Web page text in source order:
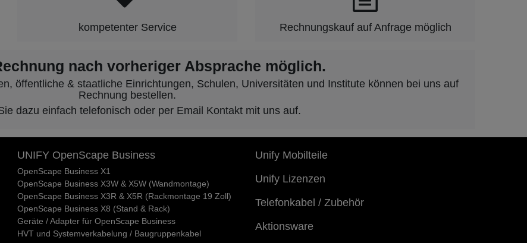
kompetenter Service Rechnungskauf auf Anfrage möglich
nach vorheriger Absprache möglich.
öffentliche & staatliche Einrichtungen, Schulen, Universitäten und Institute können bei uns auf
Rechnung bestellen.
dazu einfach telefonisch oder per Email Kontakt mit uns auf.
UNIFY OpenScape Business
OpenScape Business X1
OpenScape Business X3W & X5W (Wandmontage)
OpenScape Business X3R & X5R (Rackmontage 19 Zoll)
OpenScape Business X8 (Stand & Rack)
Geräte / Adapter für OpenScape Business
HVT und Systemverkabelung / Baugruppenkabel
Unify Mobilteile
Unify Lizenzen
Telefonkabel / Zubehör
Aktionsware